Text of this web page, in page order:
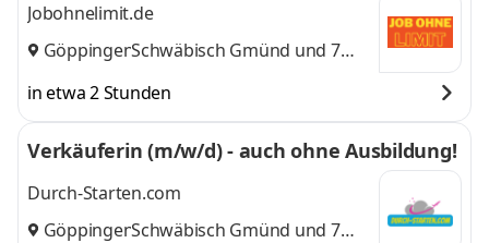
Jobohnelimit.de
Göppingen,
Schwäbisch Gmünd und 7
in etwa 2 Stunden
Verkäuferin (m/w/d) - auch ohne Ausbildung!
Durch-Starten.com
Göppingen,
Schwäbisch Gmünd und 7